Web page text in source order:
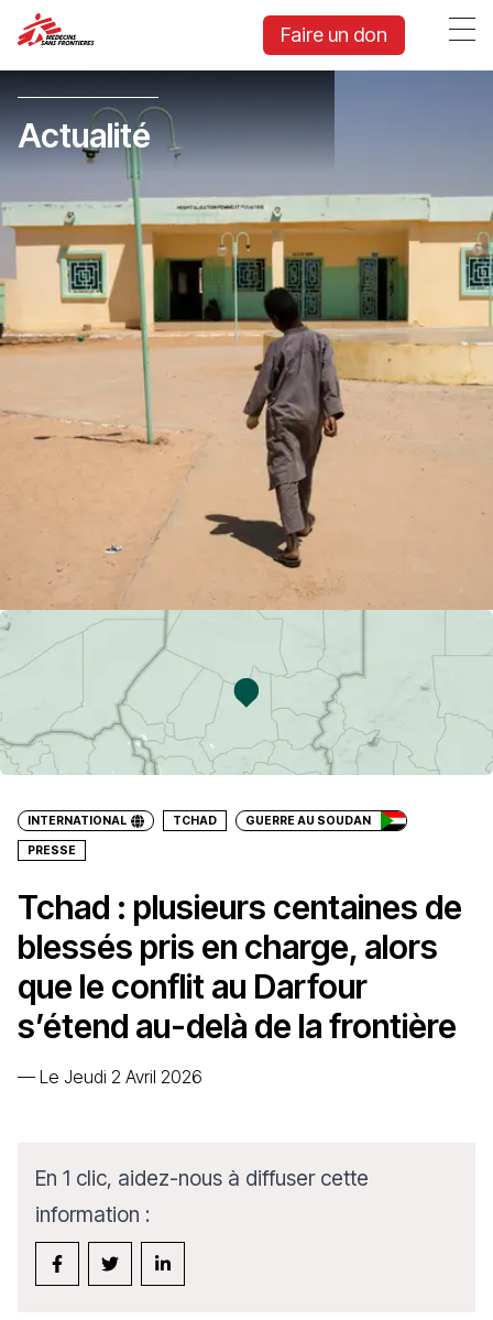
Faire un don
Actualité
INTERNATIONAL TCHAD GUERRE AU SOUDAN
PRESSE
Tchad : plusieurs centaines de
blessés pris en charge, alors
que le conflit au Darfour
s’étend au-delà de la frontière
— Le Jeudi 2 Avril 2026
En 1 clic, aidez-nous à diffuser cette
information :